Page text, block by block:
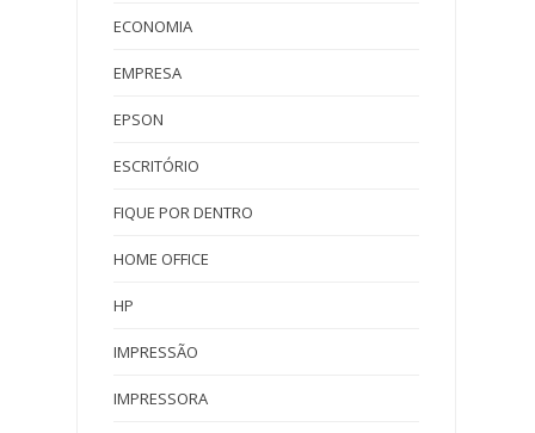
ECONOMIA
EMPRESA
EPSON
ESCRITÓRIO
FIQUE POR DENTRO
HOME OFFICE
HP
IMPRESSÃO
IMPRESSORA